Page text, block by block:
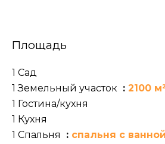
Площадь
1 Сад
1 Земельный участок
2100
1 Гостина/кухня
1 Кухня
1 Спальня
спальня с